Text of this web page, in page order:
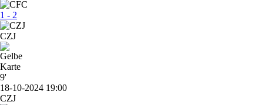
1 - 2
CZJ
9'
18-10-2024 19:00
CZJ